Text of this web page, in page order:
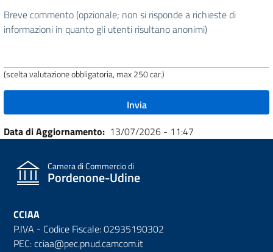
stata
utile
Breve commento (opzionale; non si risponde a richieste di
informazioni in quanto gli utenti risultano anonimi)
(scelta valutazione obbligatoria, max 250 car.)
Data di Aggiornamento 13/07/2026 - 11:47
Camera di Commercio di
Pordenone-Udine
CCIAA
P.IVA - Codice Fiscale: 02935190302
PEC: cciaa@pec.pnud.camcom.it